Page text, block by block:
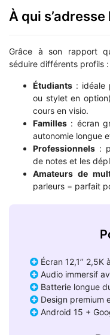
À qui s’adresse
Grâce à son rapport
séduire différents profils :
Étudiants : idéale
ou stylet en
cours en visio.
Familles : écran
autonomie longue
Professionnels :
de notes et les
Amateurs de
parleurs = parfait
Écran 12,1’’ 2,5K
Audio immersif
Batterie longue
Design premium
Android 15 +